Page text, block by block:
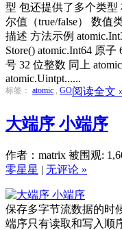
型 包还提供了多个类型
尔值（true/false） 数值
描述 方法示例
Store() atomic.Int64 原
号 32 位整数 同上
atomic.Uintpt......
标签： atomic , GO阅读全文
大端序 小端序
作者：matrix 被围观:
零星星 | 无评论 »
保存多字节流数据的时
端序只有读取和写入顺